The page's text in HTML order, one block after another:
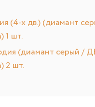
(4-х дв.) (диамант
1 шт.
(диамант серый /
2 шт.